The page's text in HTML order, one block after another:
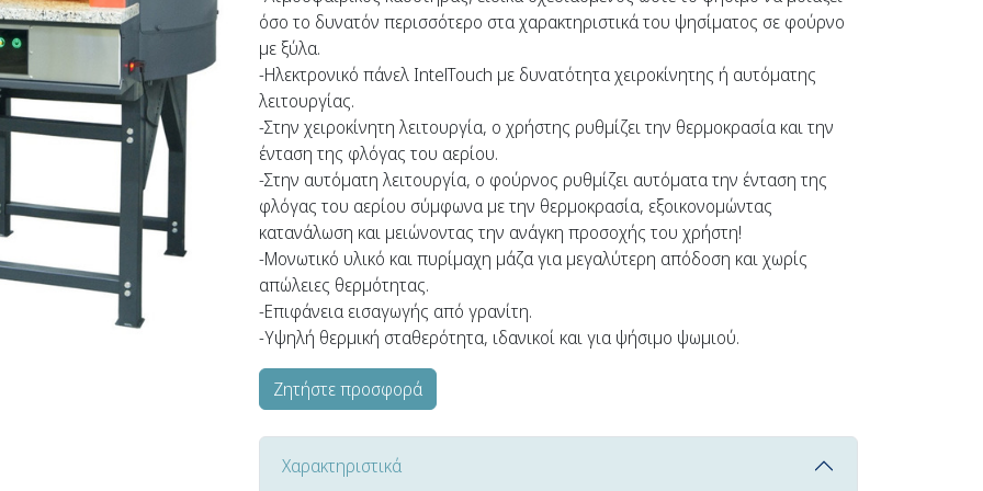
όσο το δυνατόν περισσότερο στα χαρακτηριστικά του ψησίματος σε φούρνο
με ξύλα.
-Ηλεκτρονικό πάνελ IntelTouch με δυνατότητα χειροκίνητης ή αυτόματης
λειτουργίας.
-Στην χειροκίνητη λειτουργία, ο χρήστης ρυθμίζει την θερμοκρασία και την
ένταση της φλόγας του αερίου.
-Στην αυτόματη λειτουργία, ο φούρνος ρυθμίζει αυτόματα την ένταση της
φλόγας του αερίου σύμφωνα με την θερμοκρασία, εξοικονομώντας
κατανάλωση και μειώνοντας την ανάγκη προσοχής του χρήστη!
-Μονωτικό υλικό και πυρίμαχη μάζα για μεγαλύτερη απόδοση και χωρίς
απώλειες θερμότητας.
-Επιφάνεια εισαγωγής από γρανίτη.
-Υψηλή θερμική σταθερότητα, ιδανικοί και για ψήσιμο ψωμιού.
Ζητήστε προσφορά
Χαρακτηριστικά